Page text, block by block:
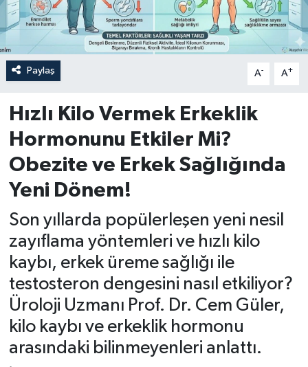
Paylaş A- A+
Hızlı Kilo Vermek Erkeklik
Hormonunu Etkiler Mi?
Obezite ve Erkek Sağlığında
Yeni Dönem!
Son yıllarda popülerleşen yeni nesil
zayıflama yöntemleri ve hızlı kilo
kaybı, erkek üreme sağlığı ile
testosteron dengesini nasıl etkiliyor?
Üroloji Uzmanı Prof. Dr. Cem Güler,
kilo kaybı ve erkeklik hormonu
arasındaki bilinmeyenleri anlattı.